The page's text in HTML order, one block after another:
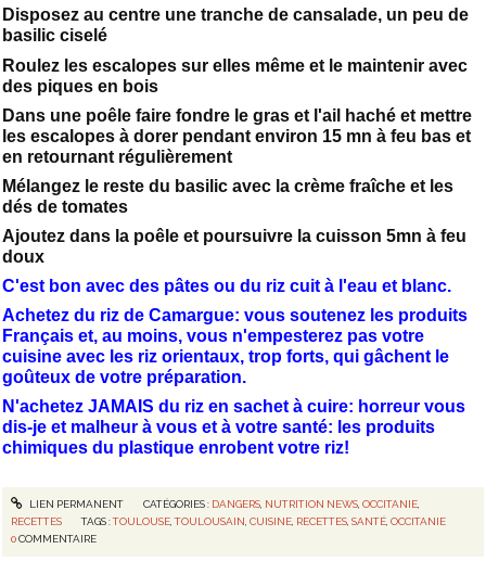
Disposez au centre une tranche de cansalade, un peu de
basilic ciselé
Roulez les escalopes sur elles même et le maintenir avec
des piques en bois
Dans une poêle faire fondre le gras et l'ail haché et mettre
les escalopes à dorer pendant environ 15 mn à feu bas et
en retournant régulièrement
Mélangez le reste du basilic avec la crème fraîche et les
dés de tomates
Ajoutez dans la poêle et poursuivre la cuisson 5mn à feu
doux
C'est bon avec des pâtes ou du riz cuit à l'eau et blanc.
Achetez du riz de Camargue: vous soutenez les produits
Français et, au moins, vous n'empesterez pas votre
cuisine avec les riz orientaux, trop forts, qui gâchent le
goûteux de votre préparation.
N'achetez JAMAIS du riz en sachet à cuire: horreur vous
dis-je et malheur à vous et à votre santé: les produits
chimiques du plastique enrobent votre riz!
LIEN PERMANENT CATÉGORIES : DANGERS, NUTRITION NEWS, OCCITANIE,
RECETTES
TAGS :TOULOUSE ,TOULOUSAIN ,CUISINE RECETTES ,SANTÉ ,OCCITANIE
0COMMENTAIRE